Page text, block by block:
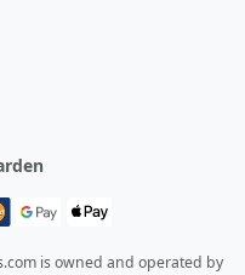
is owned and operated by